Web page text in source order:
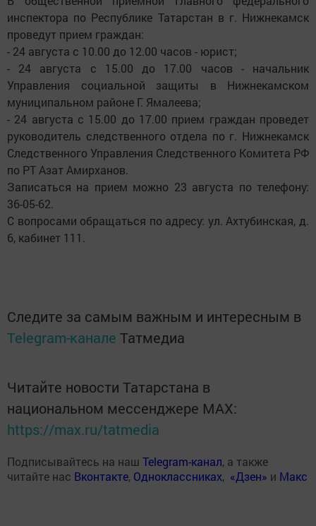
инспектора по Республике Татарстан в г. Нижнекамск
проведут прием граждан:
- 24 августа с 10.00 до 12.00 часов - юрист;
- 24 августа с 15.00 до 17.00 часов - начальник
Управления социальной защиты в Нижнекамском
муниципальном районе Г. Ямалеева;
- 24 августа с 15.00 до 17.00 прием граждан проведет
руководитель следственного отдела по г. Нижнекамск
Следственного Управления Следственного Комитета РФ
по РТ Азат Амирханов.
Записаться на прием можно 23 августа по телефону:
36-05-62.
С вопросами обращаться по адресу: ул. Ахтубинская, д.
6, кабинет 111.
Следите за самым важным и интересным в
Telegram-канале Татмедиа
Читайте новости Татарстана в
национальном мессенджере MАХ:
https://max.ru/tatmedia
Подписывайтесь на наш Telegram-канал, а также
читайте нас Вконтакте, Одноклассниках, «Дзен» и Макс